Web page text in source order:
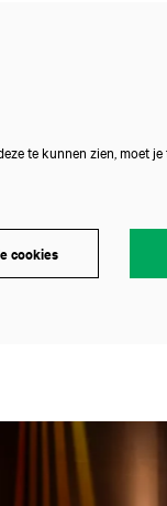
te kunnen zien, moet
cookies